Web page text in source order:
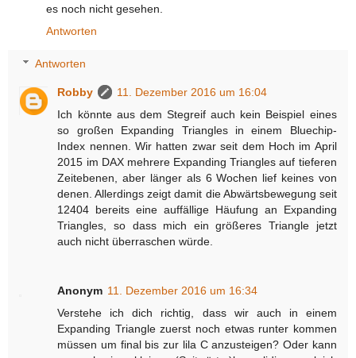
es noch nicht gesehen.
Antworten
Antworten
Robby
11. Dezember 2016 um 16:04
Ich könnte aus dem Stegreif auch kein Beispiel eines
so großen Expanding Triangles in einem Bluechip-
Index nennen. Wir hatten zwar seit dem Hoch im April
2015 im DAX mehrere Expanding Triangles auf tieferen
Zeitebenen, aber länger als 6 Wochen lief keines von
denen. Allerdings zeigt damit die Abwärtsbewegung seit
12404 bereits eine auffällige Häufung an Expanding
Triangles, so dass mich ein größeres Triangle jetzt
auch nicht überraschen würde.
Anonym 11. Dezember 2016 um 16:34
Verstehe ich dich richtig, dass wir auch in einem
Expanding Triangle zuerst noch etwas runter kommen
müssen um final bis zur lila C anzusteigen? Oder kann